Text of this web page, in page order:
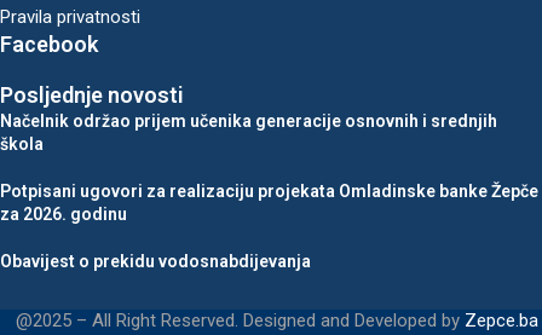
Pravila privatnosti
Facebook
Posljednje novosti
Načelnik održao prijem učenika generacije osnovnih i srednjih
škola
Potpisani ugovori za realizaciju projekata Omladinske banke Žepče
za 2026. godinu
Obavijest o prekidu vodosnabdijevanja
@2025 – All Right Reserved. Designed and Developed by Zepce.ba